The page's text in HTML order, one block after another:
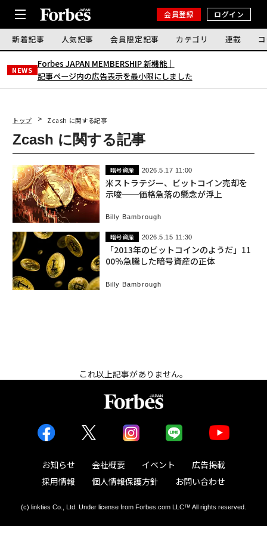
会員登録 ログイン
新着記事 人気記事 会員限定記事 カテゴリ 連載
NEWS
Forbes JAPAN MEMBERSHIP 新機能｜
記事ページ内の広告表示を最小限にしました
トップ Zcash に関する記事
Zcash に関する記事
暗号資産 2026.5.17 11:00
米ストラテジー、ビットコイン売却を
示唆──価格急落の懸念が浮上
Billy Bambrough
暗号資産 2026.5.15 11:30
「2013年のビットコインのようだ」11
00％急騰した暗号資産の正体
Billy Bambrough
これ以上記事がありません。
お知らせ 会社概要 イベント
広告掲載
採用情報
個人情報保護方針 お問い合わせ
(c) linkties Co., Ltd. Under license from Forbes.com LLC™ All rights reserved.